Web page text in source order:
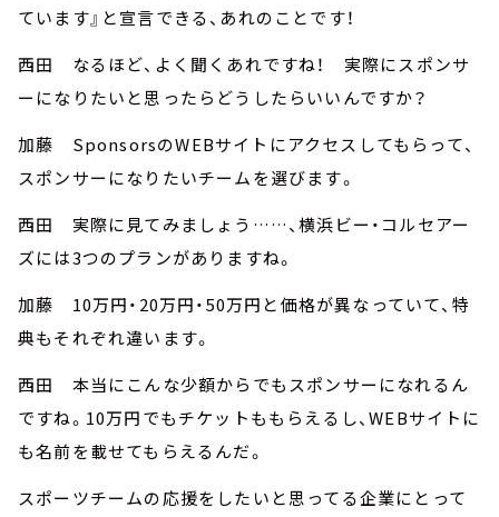
ています』と宣言できる、あれのことです！
西田 なるほど、よく聞くあれですね！ 実際にスポンサ
ーになりたいと思ったらどうしたらいいんですか？
加藤 SponsorsのWEBサイトにアクセスしてもらって、
スポンサーになりたいチームを選びます。
西田 実際に見てみましょう……、横浜ビー・コルセアー
ズには3つのプランがありますね。
加藤 10万円・20万円・50万円と価格が異なっていて、特
典もそれぞれ違います。
西田 本当にこんな少額からでもスポンサーになれるん
ですね。10万円でもチケットももらえるし、WEBサイトに
も名前を載せてもらえるんだ。
スポーツチームの応援をしたいと思ってる企業にとって